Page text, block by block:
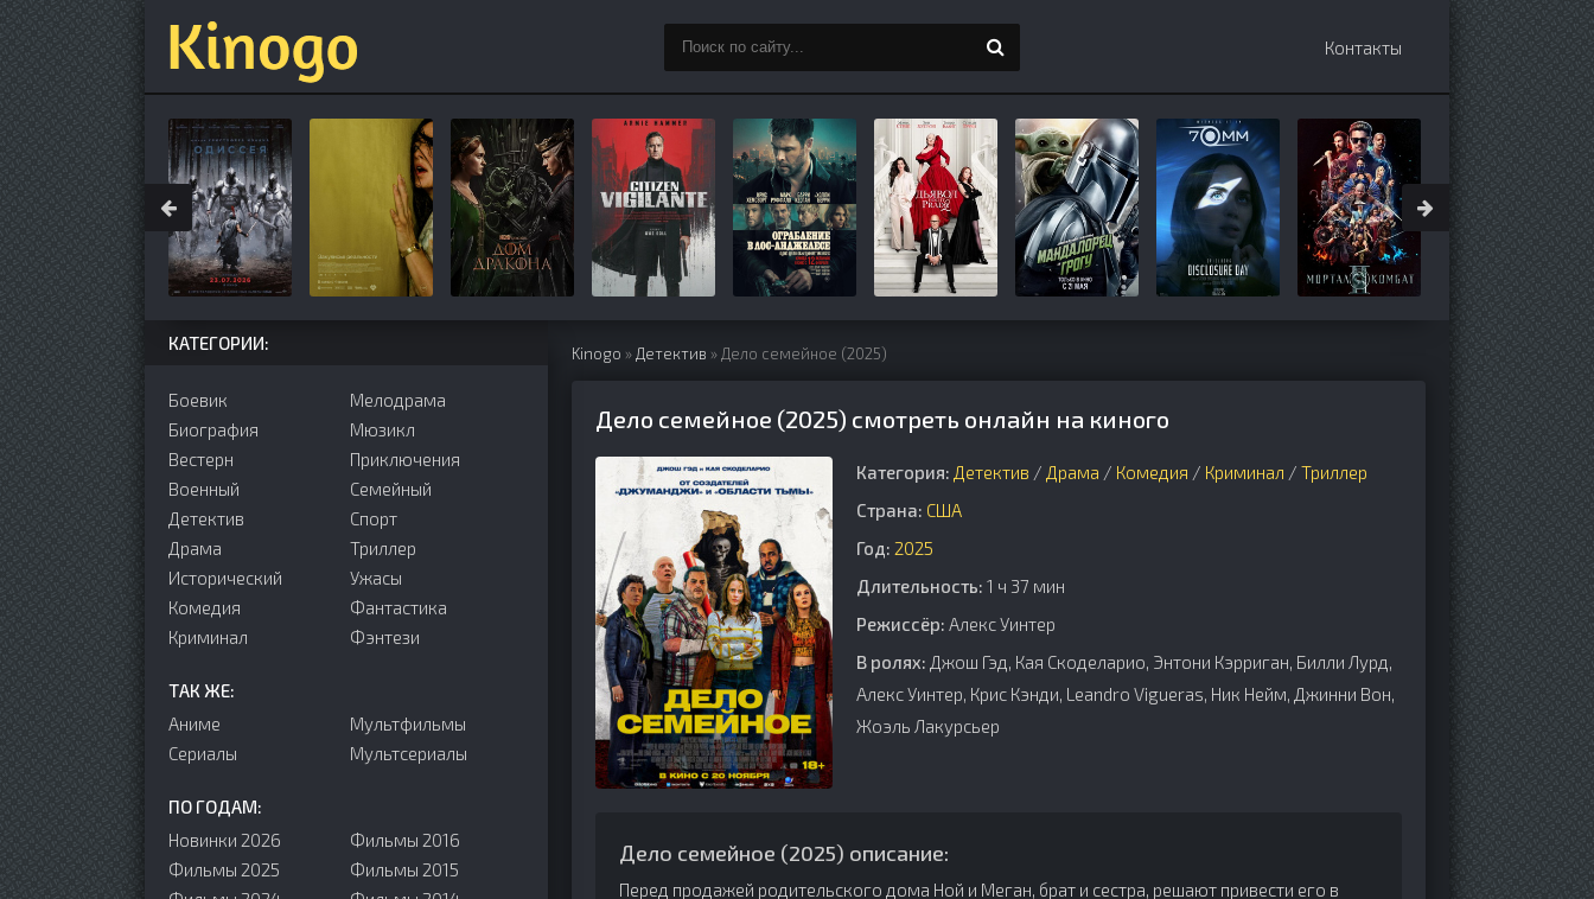
Контакты
Kinogo » Детектив » Дело семейное (2025)
Дело семейное (2025) смотреть онлайн на киного
Категория: Детектив / Драма / Комедия / Криминал / Триллер
Страна: США
Год: 2025
Длительность: 1 ч 37 мин
Режиссёр: Алекс Уинтер
В ролях: Джош Гэд, Кая Скоделарио, Энтони Кэрриган, Билли Лурд,
Алекс Уинтер, Крис Кэнди, Leandro Vigueras, Ник Нейм, Джинни Вон,
Жоэль Лакурсьер
Дело семейное (2025) описание:
Перед продажей родительского дома Ной и Меган, брат и сестра, решают привести его в
КАТЕГОРИИ:
Боевик
Биография
Вестерн
Военный
Детектив
Драма
Исторический
Комедия
Криминал
Мелодрама
Мюзикл
Приключения
Семейный
Cпорт
Триллер
Ужасы
Фантастика
Фэнтези
ТАК ЖЕ:
Аниме
Сериалы
Мультфильмы
Мультсериалы
ПО ГОДАМ:
Новинки 2026
Фильмы 2025
Фильмы 2016
Фильмы 2015